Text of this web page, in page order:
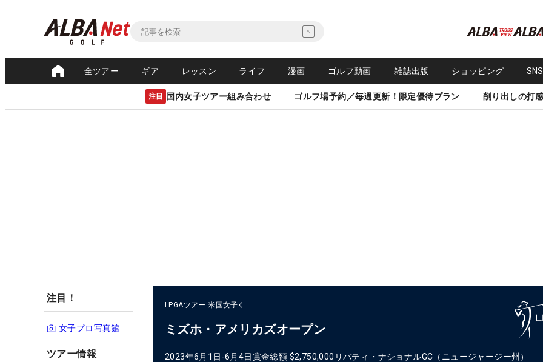
全ツアー ギア レッスン ライフ 漫画 ゴルフ動画 雑誌出版 ショッピング
注目 国内女子ツアー組み合わせ ゴルフ場予約／毎週更新！限定優待プラン 削り出しの打
注目！
女子プロ写真館
ツアー情報
LPGAツアー 米国女子
ミズホ・アメリカズオープン
2023年6月1日-6月4日賞金総額 $2,750,000 リバティ・ナショナルGC（ニュージャージー州）